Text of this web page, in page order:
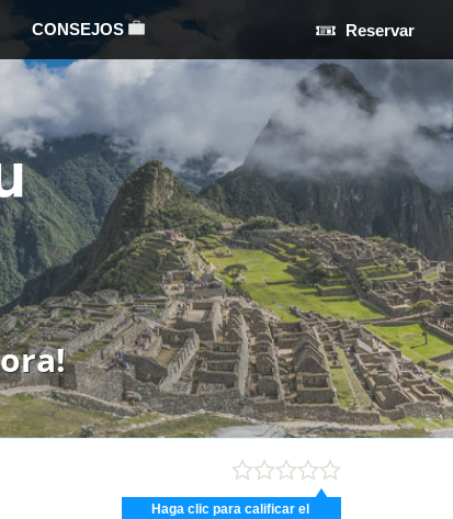
CONSEJOS Reservar
Haga clic para calificar el